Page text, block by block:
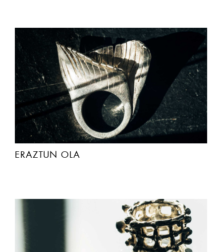
ERAZTUN OLA